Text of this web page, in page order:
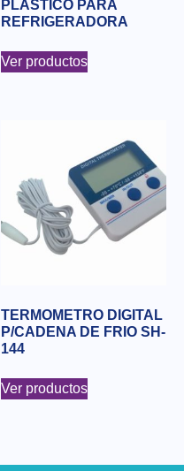
PLASTICO PARA
REFRIGERADORA
Ver productos
TERMOMETRO DIGITAL
P/CADENA DE FRIO SH-
144
Ver productos